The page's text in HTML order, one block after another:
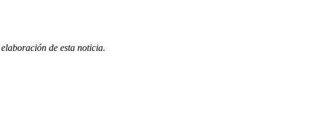
de esta noticia.